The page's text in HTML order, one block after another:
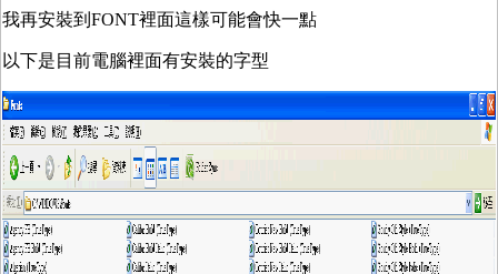
我再安裝到FONT裡面這樣可能會快一點
以下是目前電腦裡面有安裝的字型